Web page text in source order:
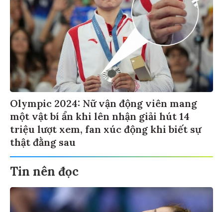
Olympic 2024: Nữ vận động viên mang
một vật bí ẩn khi lên nhận giải hút 14
triệu lượt xem, fan xúc động khi biết sự
thật đằng sau
Tin nên đọc